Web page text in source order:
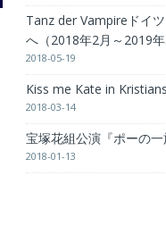
Tanz der Vampireドイ
へ（2018年2月～2019年
2018-05-19
Kiss me Kate in
2018-03-14
宝塚花組公演『ポーの一
2018-01-13